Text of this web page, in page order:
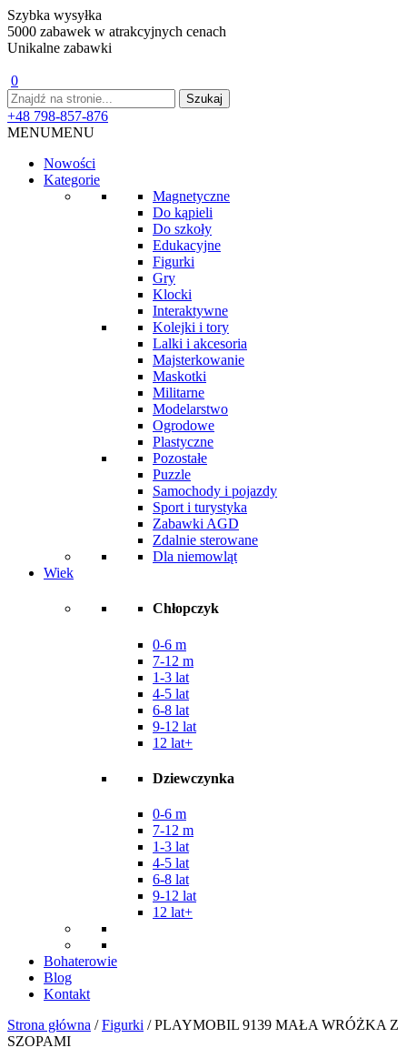
Szybka wysyłka
5000 zabawek w atrakcyjnych cenach
Unikalne zabawki
0
+48 798-857-876
MENUMENU
Nowości
Kategorie
Magnetyczne
Do kąpieli
Do szkoły
Edukacyjne
Figurki
Gry
Klocki
Interaktywne
Kolejki i tory
Lalki i akcesoria
Majsterkowanie
Maskotki
Militarne
Modelarstwo
Ogrodowe
Plastyczne
Pozostałe
Puzzle
Samochody i pojazdy
Sport i turystyka
Zabawki AGD
Zdalnie sterowane
Dla niemowląt
Wiek
Chłopczyk
0-6 m
7-12 m
1-3 lat
4-5 lat
6-8 lat
9-12 lat
12 lat+
Dziewczynka
0-6 m
7-12 m
1-3 lat
4-5 lat
6-8 lat
9-12 lat
12 lat+
Bohaterowie
Blog
Kontakt
Strona główna /Figurki / PLAYMOBIL 9139 MAŁA WRÓŻKA Z
SZOPAMI